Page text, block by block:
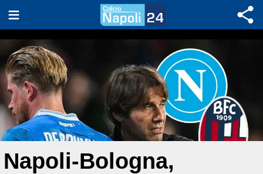
Napoli-Bologna,